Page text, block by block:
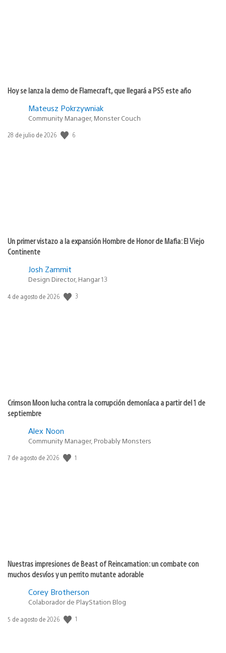
Hoy se lanza la demo de Flamecraft, que llegará a PS5 este año
Mateusz Pokrzywniak
Community Manager, Monster Couch
Fecha
28 de julio de 2026 6
Un primer vistazo a la expansión Hombre de Honor de Mafia: El Viejo
Continente
Josh Zammit
Design Director, Hangar 13
Fecha
4 de agosto de 2026 3
Crimson Moon lucha contra la corrupción demoníaca a partir del 1 de
septiembre
Alex Noon
Community Manager, Probably Monsters
Fecha
7 de agosto de 2026 1
Nuestras impresiones de Beast of Reincarnation: un combate con
muchos desvíos y un perrito mutante adorable
Corey Brotherson
Colaborador de PlayStation Blog
Fecha
5 de agosto de 2026 1